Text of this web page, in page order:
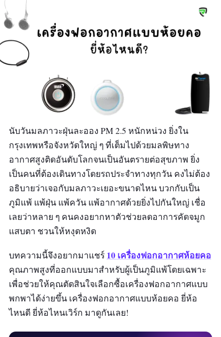
นับวันมลภาวะฝุ่นละออง PM 2.5 หนักหน่วง ยิ่งใน
กรุงเทพหรือจังหวัดใหญ่ ๆ ที่เต็มไปด้วยมลพิษทาง
อากาศสูงติดอันดับโลกจนเป็นอันตรายต่อสุขภาพ ยิ่ง
เป็นคนที่ต้องเดินทางโดยรถประจำทางทุกวัน คงไม่ต้อง
อธิบายว่าเจอกับมลภาวะเยอะขนาดไหน บวกกับเป็น
ภูมิแพ้ แพ้ฝุ่น แพ้ควัน แพ้อากาศด้วยยิ่งไปกันใหญ่ เชื่อ
เลยว่าหลาย ๆ คนคงอยากหาตัวช่วยลดอาการคัดจมูก
แสบตา ชวนให้หงุดหงิด
บทความนี้จึงอยากมาแชร์ 10 เครื่องฟอกอากาศห้อยคอ
คุณภาพสูงที่ออกแบบมาสำหรับผู้เป็นภูมิแพ้โดยเฉพาะ
เพื่อช่วยให้คุณตัดสินใจเลือกซื้อเครื่องฟอกอากาศแบบ
พกพาได้ง่ายขึ้น เครื่องฟอกอากาศแบบห้อยคอ ยี่ห้อ
ไหนดี ยี่ห้อไหนเวิร์ก มาดูกันเลย!